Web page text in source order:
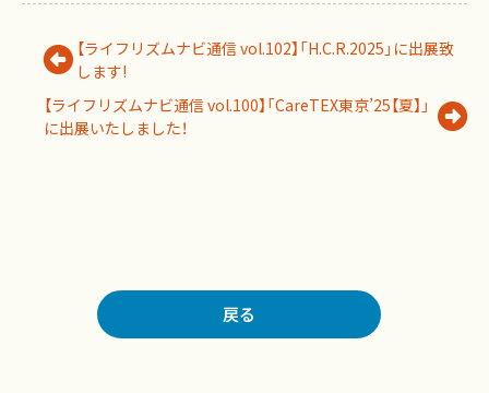
【ライフリズムナビ通信 vol.102】「H.C.R.2025」に出展致
します!
【ライフリズムナビ通信 vol.100】「CareTEX東京’25【夏】」
に出展いたしました！
戻る